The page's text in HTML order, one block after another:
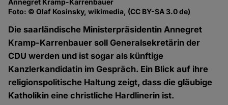
Annegret Kramp-Karrenbauer
Foto: © Olaf Kosinsky, wikimedia, (CC BY-SA 3.0 de)
Die saarländische Ministerpräsidentin Annegret
Kramp-Karrenbauer soll Generalsekretärin der
CDU werden und ist sogar als künftige
Kanzlerkandidatin im Gespräch. Ein Blick auf ihre
religionspolitische Haltung zeigt, dass die gläubige
Katholikin eine christliche Hardlinerin ist.